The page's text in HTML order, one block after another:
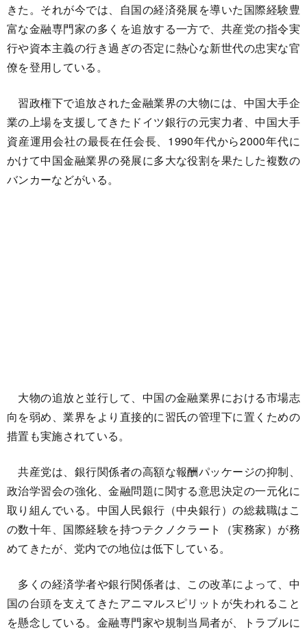
きた。それが今では、自国の経済発展を導いた国際経験豊
富な金融専門家の多くを追放する一方で、共産党の指令実
行や資本主義の行き過ぎの否定に熱心な新世代の忠実な官
僚を登用している。
習政権下で追放された金融業界の大物には、中国大手企
業の上場を支援してきたドイツ銀行の元実力者、中国大手
資産運用会社の最長在任会長、1990年代から2000年代に
かけて中国金融業界の発展に多大な役割を果たした複数の
バンカーなどがいる。
大物の追放と並行して、中国の金融業界における市場志
向を弱め、業界をより直接的に習氏の管理下に置くための
措置も実施されている。
共産党は、銀行関係者の高額な報酬パッケージの抑制、
政治学習会の強化、金融問題に関する意思決定の一元化に
取り組んでいる。中国人民銀行（中央銀行）の総裁職はこ
の数十年、国際経験を持つテクノクラート（実務家）が務
めてきたが、党内での地位は低下している。
多くの経済学者や銀行関係者は、この改革によって、中
国の台頭を支えてきたアニマルスピリットが失われること
を懸念している。金融専門家や規制当局者が、トラブルに